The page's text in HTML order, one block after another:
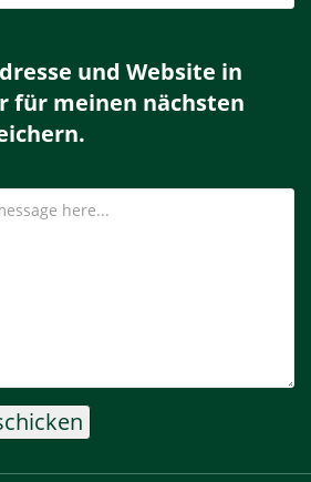
und Website in
für meinen nächsten